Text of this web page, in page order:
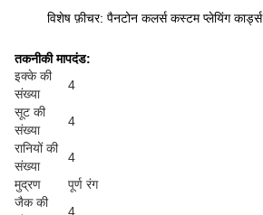
विशेष फ़ीचर: पैनटोन कलर्स कस्टम प्लेयिंग कार्ड्स
तकनीकी मापदंड:
इक्के की
संख्या
4
सूट की
संख्या
4
रानियों की
संख्या
4
मुद्रण
पूर्ण रंग
जैक की
4